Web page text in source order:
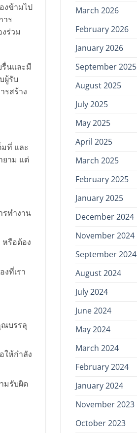
งข้ามไป
าร
ร่วม
รื่นและมี
ผู้รับ
รสร้าง
มที่ และ
ยาม แต่
รทำงาน
หรือต้อง
ที่เรา
ณบรรลุ
ให้กำลัง
มรับผิด
March 2026
February 2026
January 2026
September 2025
August 2025
July 2025
May 2025
April 2025
March 2025
February 2025
January 2025
December 2024
November 2024
September 2024
August 2024
July 2024
June 2024
May 2024
March 2024
February 2024
January 2024
November 2023
October 2023